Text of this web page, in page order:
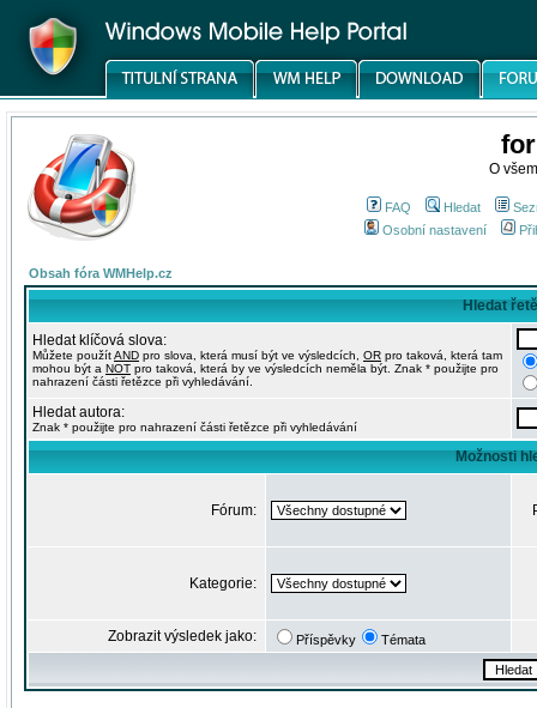
O
FAQ Hledat
Osobní nastavení
Obsah fóra WMHelp.cz
Hledat
Hledat klíčová slova:
Můžete použítAND pro slova, která musí být ve výsledcích, OR pro taková, která tam
mohou být a NOT pro taková, která by ve výsledcích neměla být. Znak * použijte pro
nahrazení části řetězce při vyhledávání.
Hledat autora:
Znak * použijte pro nahrazení části řetězce při vyhledávání
Možnosti
Fórum:
Kategorie:
Zobrazit výsledek jako: Příspěvky Témata